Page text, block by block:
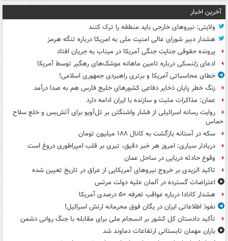
آخرین اخبار
ولایتی: نیروهای خارجی باید منطقه را ترک کنند
هشدار دبیر شورای عالی امنیت ملی به امریکا درباره تنگه هرمز
پرونده حقوقی جنایت جنگی آمریکا در میناب به جریان افتاد
ادعای زلنسکی درباره تامین ماهانه موشک‌های رهگیر توسط آمریکا
خطای محاسباتی آمریکا و برتری راهبردی جمهوری اسلامی!
زنگ خطر پایان ذخایر دفاعی کشورهای خلیج فارس هم به صدا درآمد
عمان: مذاکرات مثبت و سازنده با ایران ادامه دارد
روایت رسانه اسرائیلی از فشار واشنگتن بر تل‌آویو برای آتش‌بس و خلع سلاح
حماس
سکه در آستانه بازگشت به کانال ۱۸۸ میلیون تومان
دریادار سیاری: امروز هر خبر دقیق، تیری بر قلب امپراطوری دروغ است
وقوع حادثه دریایی در ساحل عمان
تاکید الزیدی بر خروج نیروهای آمریکایی از عراق در تاریخ تعیین شده
اعتراضات گسترده در آلمان علیه دولت مرتس
هشدار کانادا درباره عواقب تعرفه ۵۰ درصدی آمریکا
نفوذ اطلاعاتی ایران در یگان فوق محرمانه ارتش اسرائیل!
تأکید دادستان کل کشور بر انسجام ملی برای مقابله با جنگ روانی دشمن
باران مهمان تابستانی ارتفاعات دماوند شد